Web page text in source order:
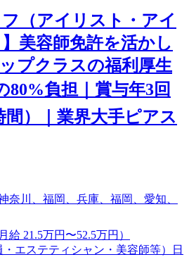
フ（アイリスト・アイ
美容師免許を活かし
プクラスの福利厚生
80%負担｜賞与年3回
間）｜業界大手ピアス
奈川、福岡、兵庫、福岡、愛知、
給 21.5万円〜52.5万円）
エステティシャン・美容師等）
日